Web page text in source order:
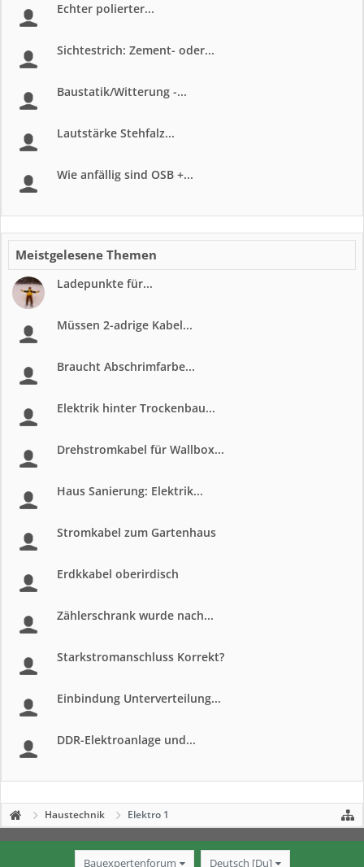
Echter polierter...
Sichtestrich: Zement- oder...
Baustatik/Witterung -...
Lautstärke Stehfalz...
Wie anfällig sind OSB +...
Meistgelesene Themen
Ladepunkte für...
Müssen 2-adrige Kabel...
Braucht Abschrimfarbe...
Elektrik hinter Trockenbau...
Drehstromkabel für Wallbox...
Haus Sanierung: Elektrik...
Stromkabel zum Gartenhaus
Erdkkabel oberirdisch
Zählerschrank wurde nach...
Starkstromanschluss Korrekt?
Einbindung Unterverteilung...
DDR-Elektroanlage und...
Haustechnik Elektro 1
Bauexpertenforum Deutsch [Du]